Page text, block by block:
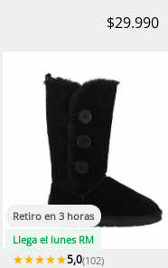
$29.990
Retiro en 3 horas
Llega el lunes RM
5,0(102)